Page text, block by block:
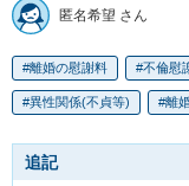
匿名希望 さん
離婚の慰謝料 不倫慰
異性関係(不貞等) 離
追記